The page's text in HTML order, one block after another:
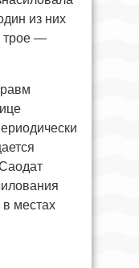
из них
трое —
в местах